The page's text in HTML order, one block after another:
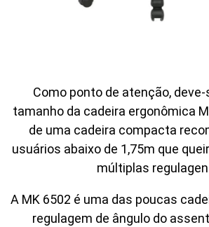
Como ponto de atenção,
tamanho da cadeira ergonômica
de uma cadeira compacta
usuários abaixo de 1,75m que
múltiplas
A MK 6502 é uma das poucas
regulagem de ângulo do